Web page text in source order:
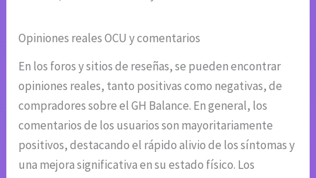
Opiniones reales OCU y comentarios
En los foros y sitios de reseñas, se pueden encontrar
opiniones reales, tanto positivas como negativas, de
compradores sobre el GH Balance. En general, los
comentarios de los usuarios son mayoritariamente
positivos, destacando el rápido alivio de los síntomas y
una mejora significativa en su estado físico. Los